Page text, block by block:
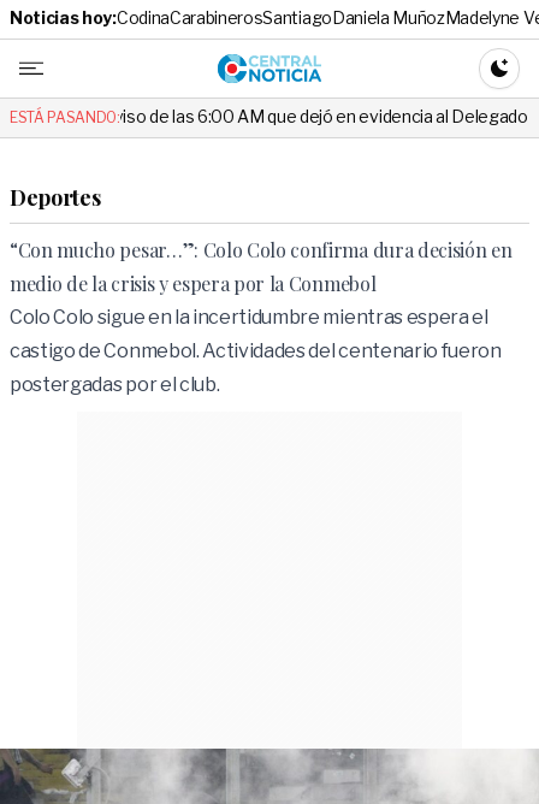
Noticias hoy:CodinaCarabinerosSantiagoDaniela MuñozMadelyne
Central
ESTÁ PASANDO:
de las 6:00 AM que dejó en evidencia al Delegado
Deportes
“Con mucho pesar…”: Colo Colo confirma dura decisión en
medio de la crisis y espera por la Conmebol
Colo Colo sigue en la incertidumbre mientras espera el
castigo de Conmebol. Actividades del centenario fueron
postergadas por el club.